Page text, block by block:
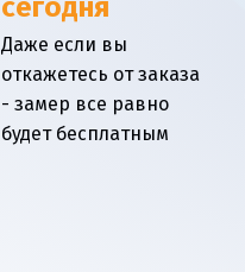
сегодня
Даже если вы
откажетесь от заказа
- замер все равно
будет бесплатным